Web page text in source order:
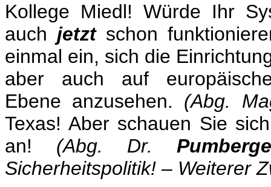
Kollege Miedl! Würde Ihr
auchjetzt schon
einmal ein, sich die
aber auch auf
Ebene anzusehen. (Abg.
Texas! Aber schauen Sie
an! (Abg. Dr.
Sicherheitspolitik! – Weiterer